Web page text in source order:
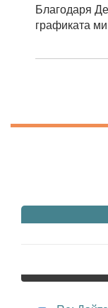
Благодаря
графиката